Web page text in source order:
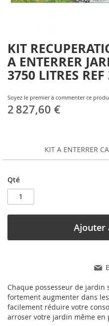
Skip
to
the
beginning
the
images
gallery
KIT
A ENTERRER
3750 LITRES
Soyez le premier à commenter ce
2 827,60 €
KIT A ENTERRER
Qté
Ajouter
Chaque possesseur de jardin
fortement augmenter dans
facilement réduire votre
arroser votre jardin même en